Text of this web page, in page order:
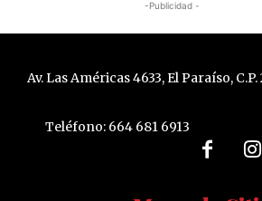
-Publicidad -
Av. Las Américas 4633, El Paraíso,
Teléfono: 664 681 6913